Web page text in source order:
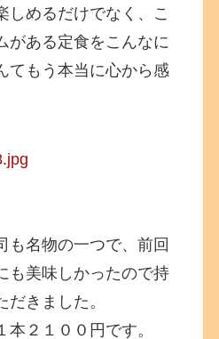
しめるだけでなく、こ
がある定食をこんなに
てもう本当に心から感
も名物の一つで、前回
も美味しかったので持
きました。
２１００円です。